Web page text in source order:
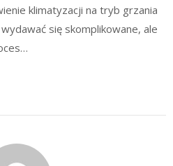
klimatyzacji na tryb grzania
się skomplikowane, ale